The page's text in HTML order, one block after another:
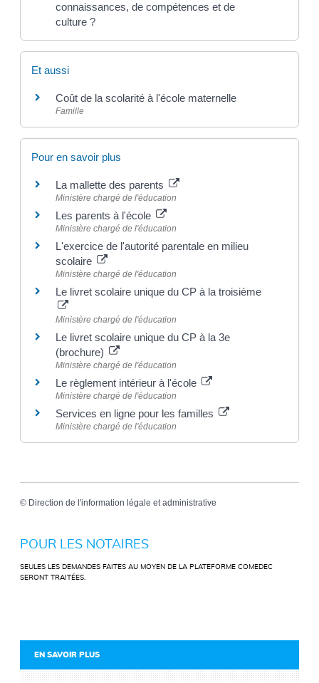
connaissances, de compétences et de
culture ?
Et aussi
Coût de la scolarité à l'école maternelle
Famille
Pour en savoir plus
La mallette des parents
Ministère chargé de l'éducation
Les parents à l'école
Ministère chargé de l'éducation
L'exercice de l'autorité parentale en milieu
scolaire
Ministère chargé de l'éducation
Le livret scolaire unique du CP à la troisième
Ministère chargé de l'éducation
Le livret scolaire unique du CP à la 3e
(brochure)
Ministère chargé de l'éducation
Le règlement intérieur à l'école
Ministère chargé de l'éducation
Services en ligne pour les familles
Ministère chargé de l'éducation
© Direction de l'information légale et administrative
POUR LES NOTAIRES
SEULES LES DEMANDES FAITES AU MOYEN DE LA PLATEFORME COMEDEC
SERONT TRAITÉES.
EN SAVOIR PLUS